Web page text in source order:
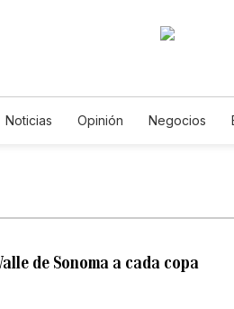
Noticias Opinión Negocios
de Sonoma a cada copa